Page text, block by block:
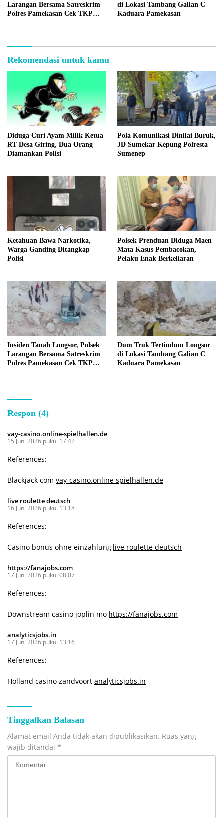
Larangan Bersama Satreskrim
Polres Pamekasan Cek TKP
di Lokasi Tambang Galian C
Kaduara Pamekasan
Rekomendasi untuk kamu
Diduga Curi Ayam Milik Ketua
RT Desa Giring, Dua Orang
Diamankan Polisi
Pola Komunikasi Dinilai Buruk,
JD Sumekar Kepung Polresta
Sumenep
Ketahuan Bawa Narkotika,
Warga Ganding Ditangkap
Polisi
Polsek Prenduan Diduga Maen
Mata Kasus Pembacokan,
Pelaku Enak Berkeliaran
Insiden Tanah Longsor, Polsek
Larangan Bersama Satreskrim
Polres Pamekasan Cek TKP
Dum Truk Tertimbun Longsor
di Lokasi Tambang Galian C
Kaduara Pamekasan
Respon (4)
vay-casino.online-spielhallen.de
15 Juni 2026 pukul 17:42
References:
Blackjack com vay-casino.online-spielhallen.de
live roulette deutsch
16 Juni 2026 pukul 13:18
References:
Casino bonus ohne einzahlung live roulette deutsch
https://fanajobs.com
17 Juni 2026 pukul 08:07
References:
Downstream casino joplin mo https://fanajobs.com
analyticsjobs.in
17 Juni 2026 pukul 13:16
References:
Holland casino zandvoort analyticsjobs.in
Tinggalkan Balasan
Alamat email Anda tidak akan dipublikasikan. Ruas yang
wajib ditandai *